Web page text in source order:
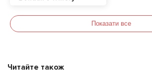
авторське Піно
Показати все
Читайте також